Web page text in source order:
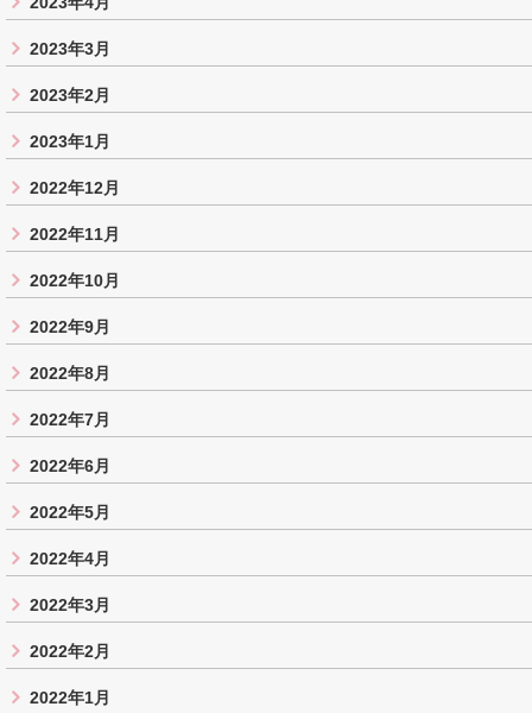
2023年3月
2023年2月
2023年1月
2022年12月
2022年11月
2022年10月
2022年9月
2022年8月
2022年7月
2022年6月
2022年5月
2022年4月
2022年3月
2022年2月
2022年1月